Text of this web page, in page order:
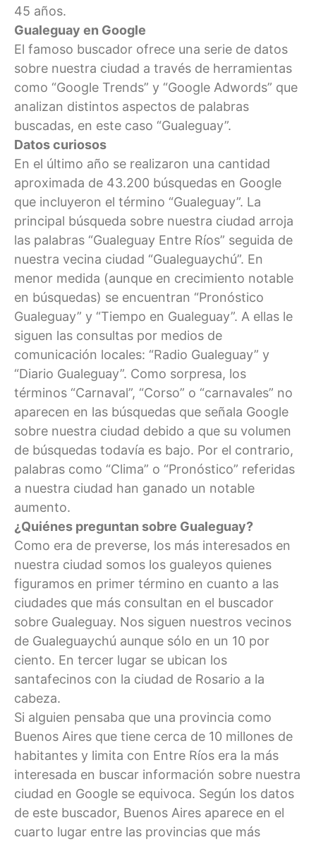
45 años.
Gualeguay en Google
El famoso buscador ofrece una serie de datos
sobre nuestra ciudad a través de herramientas
como “Google Trends” y “Google Adwords” que
analizan distintos aspectos de palabras
buscadas, en este caso “Gualeguay”.
Datos curiosos
En el último año se realizaron una cantidad
aproximada de 43.200 búsquedas en Google
que incluyeron el término “Gualeguay”. La
principal búsqueda sobre nuestra ciudad arroja
las palabras “Gualeguay Entre Ríos” seguida de
nuestra vecina ciudad “Gualeguaychú”. En
menor medida (aunque en crecimiento notable
en búsquedas) se encuentran “Pronóstico
Gualeguay” y “Tiempo en Gualeguay”. A ellas le
siguen las consultas por medios de
comunicación locales: “Radio Gualeguay” y
“Diario Gualeguay”. Como sorpresa, los
términos “Carnaval”, “Corso” o “carnavales” no
aparecen en las búsquedas que señala Google
sobre nuestra ciudad debido a que su volumen
de búsquedas todavía es bajo. Por el contrario,
palabras como “Clima” o “Pronóstico” referidas
a nuestra ciudad han ganado un notable
aumento.
¿Quiénes preguntan sobre Gualeguay?
Como era de preverse, los más interesados en
nuestra ciudad somos los gualeyos quienes
figuramos en primer término en cuanto a las
ciudades que más consultan en el buscador
sobre Gualeguay. Nos siguen nuestros vecinos
de Gualeguaychú aunque sólo en un 10 por
ciento. En tercer lugar se ubican los
santafecinos con la ciudad de Rosario a la
cabeza.
Si alguien pensaba que una provincia como
Buenos Aires que tiene cerca de 10 millones de
habitantes y limita con Entre Ríos era la más
interesada en buscar información sobre nuestra
ciudad en Google se equivoca. Según los datos
de este buscador, Buenos Aires aparece en el
cuarto lugar entre las provincias que más